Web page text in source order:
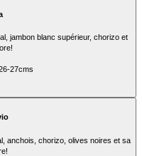
jambon blanc supérieur, chorizo et
27cms
anchois, chorizo, olives noires et sa